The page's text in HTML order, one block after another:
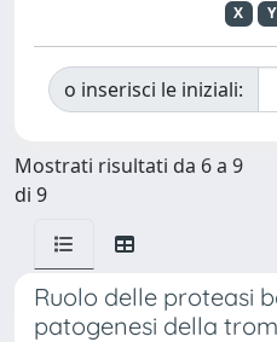
X
Y
o inserisci le iniziali:
Mostrati risultati da 6 a 9
di 9
Ruolo delle proteasi
patogenesi della